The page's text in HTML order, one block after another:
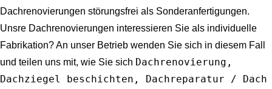
Dachrenovierungen störungsfrei als Sonderanfertigungen.
Unsre Dachrenovierungen interessieren Sie als individuelle
Fabrikation? An unser Betrieb wenden Sie sich in diesem Fall
und teilen uns mit, wie Sie sich Dachrenovierung,
Dachziegel beschichten, Dachreparatur / Dach